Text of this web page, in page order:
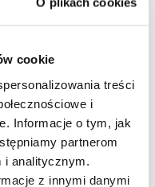
cookie
treści
i
Informacje o tym, jak
partnerom
analitycznym.
z innymi danymi